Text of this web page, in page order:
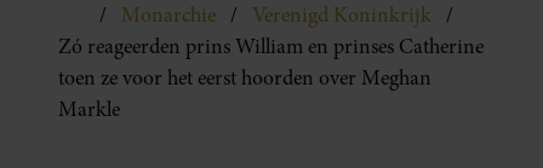
Monarchie
Verenigd Koninkrijk
Zó reageerden prins William en prinses Catherine
toen ze voor het eerst hoorden over Meghan
Markle